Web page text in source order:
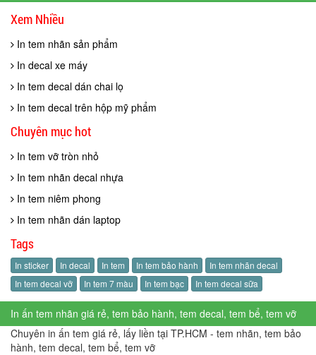
Xem Nhiều
In tem nhãn sản phẩm
In decal xe máy
In tem decal dán chai lọ
In tem decal trên hộp mỹ phẩm
Chuyên mục hot
In tem vỡ tròn nhỏ
In tem nhãn decal nhựa
In tem niêm phong
In tem nhãn dán laptop
Tags
In sticker In decal In tem In tem bảo hành
In tem nhãn decal
In tem decal vỡ
In tem 7 màu In tem bạc In tem decal sữa
In ấn tem nhãn giá rẻ, tem bảo hành, tem decal, tem bể, tem vỡ
Chuyên in ấn tem giá rẻ, lấy liền tại TP.HCM - tem nhãn, tem bảo
hành, tem decal, tem bể, tem vỡ